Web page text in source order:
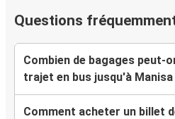
Questions
Combien de bagages peut-
trajet en bus jusqu'à Manisa
Comment acheter un billet